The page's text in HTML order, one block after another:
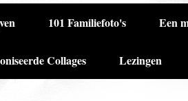
101 Familiefoto's Een
Collages Lezingen